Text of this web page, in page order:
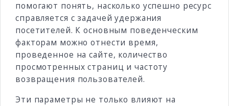
помогают понять, насколько успешно ресурс
справляется с задачей удержания
посетителей. К основным поведенческим
факторам можно отнести время,
проведенное на сайте, количество
просмотренных страниц и частоту
возвращения пользователей.
Эти параметры не только влияют на